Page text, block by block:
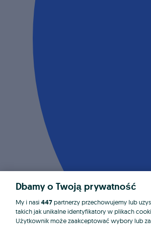
Dbamy o Twoją prywatność
My i nasi 447partnerzy przechowujemy lub
takich jak unikalne identyfikatory w plikach
Użytkownik może zaakceptować wybory lub